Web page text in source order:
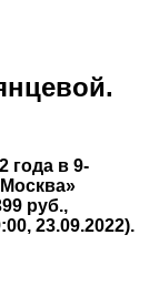
года в 9-
руб.,
23.09.2022).